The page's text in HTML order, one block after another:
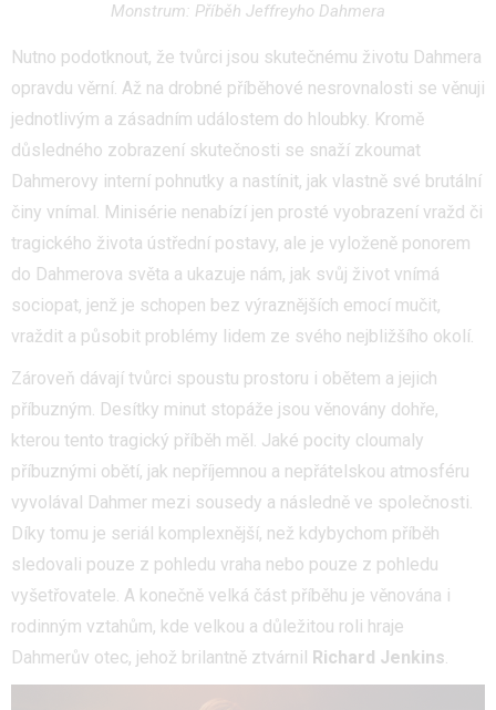
Monstrum: Příběh Jeffreyho Dahmera
Nutno podotknout, že tvůrci jsou skutečnému životu Dahmera
opravdu věrní. Až na drobné příběhové nesrovnalosti se věnuji
jednotlivým a zásadním událostem do hloubky. Kromě
důsledného zobrazení skutečnosti se snaží zkoumat
Dahmerovy interní pohnutky a nastínit, jak vlastně své brutální
činy vnímal. Minisérie nenabízí jen prosté vyobrazení vražd či
tragického života ústřední postavy, ale je vyloženě ponorem
do Dahmerova světa a ukazuje nám, jak svůj život vnímá
sociopat, jenž je schopen bez výraznějších emocí mučit,
vraždit a působit problémy lidem ze svého nejbližšího okolí.
Zároveň dávají tvůrci spoustu prostoru i obětem a jejich
příbuzným. Desítky minut stopáže jsou věnovány dohře,
kterou tento tragický příběh měl. Jaké pocity cloumaly
příbuznými obětí, jak nepříjemnou a nepřátelskou atmosféru
vyvolával Dahmer mezi sousedy a následně ve společnosti.
Díky tomu je seriál komplexnější, než kdybychom příběh
sledovali pouze z pohledu vraha nebo pouze z pohledu
vyšetřovatele. A konečně velká část příběhu je věnována i
rodinným vztahům, kde velkou a důležitou roli hraje
Dahmerův otec, jehož brilantně ztvárnil Richard Jenkins.